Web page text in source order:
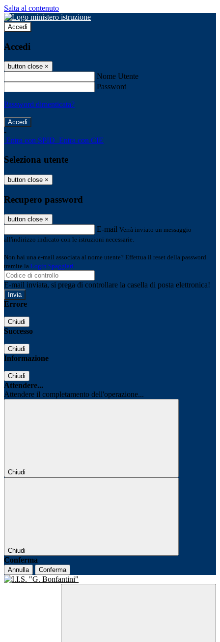
Salta al contenuto
Accedi
Accedi
button close ×
Nome Utente
Password
Password dimenticata?
-
Entra con SPID Entra con CIE
Seleziona utente
button close ×
Recupero password
button close ×
E-mail Verrà inviato un messaggio
all'indirizzo indicato con le istruzioni necessarie.
Non hai una e-mail associata al nome utente? Effettua il reset della password
tramite la Login Spaggiari
E-mail inviata, si prega di controllare la casella di posta elettronica!
Errore
Chiudi
Successo
Chiudi
Informazione
Chiudi
Attendere...
Attendere il completamento dell'operazione...
Chiudi
Chiudi
Conferma
Annulla Conferma